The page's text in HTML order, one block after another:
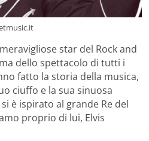
star del Rock and
dello spettacolo di tutti i
fatto la storia della musica,
ciuffo e la sua sinuosa
è ispirato al grande Re del
proprio di lui, Elvis